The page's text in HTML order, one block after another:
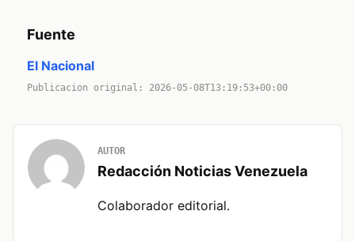
Fuente
El Nacional
Publicacion original: 2026-05-08T13:19:53+00:00
AUTOR
Redacción Noticias Venezuela
Colaborador editorial.